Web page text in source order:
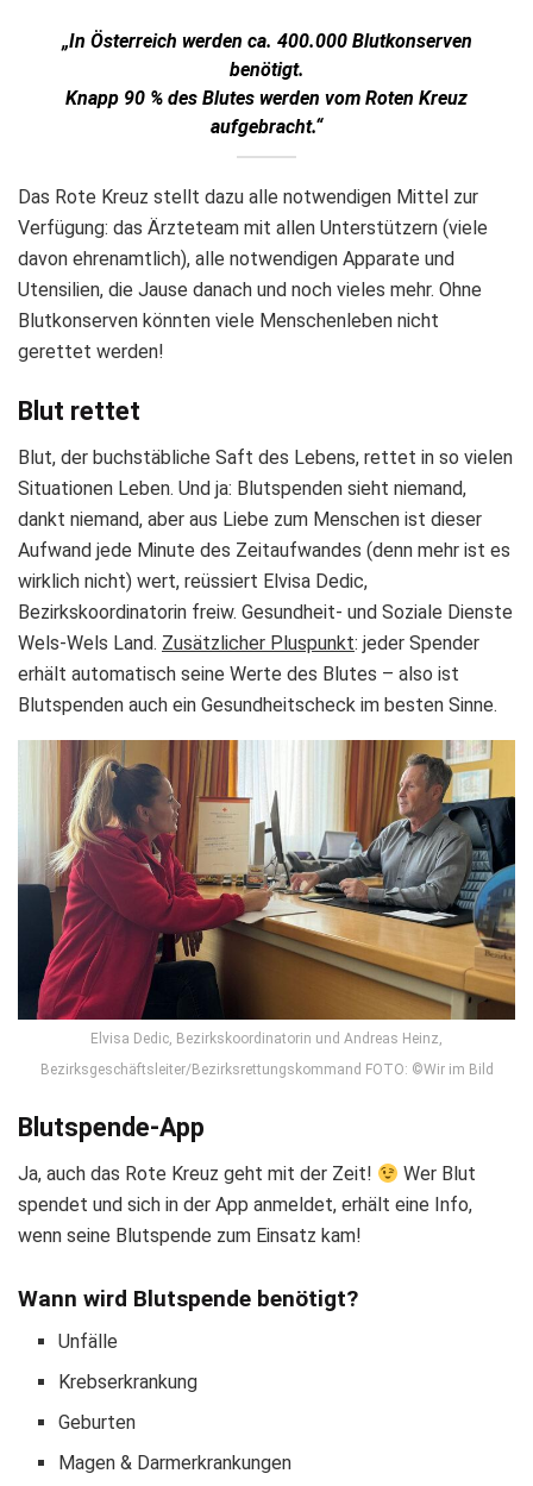
„In Österreich werden ca. 400.000 Blutkonserven
benötigt.
Knapp 90 % des Blutes werden vom Roten Kreuz
aufgebracht.“
Das Rote Kreuz stellt dazu alle notwendigen Mittel zur
Verfügung: das Ärzteteam mit allen Unterstützern (viele
davon ehrenamtlich), alle notwendigen Apparate und
Utensilien, die Jause danach und noch vieles mehr. Ohne
Blutkonserven könnten viele Menschenleben nicht
gerettet werden!
Blut rettet
Blut, der buchstäbliche Saft des Lebens, rettet in so vielen
Situationen Leben. Und ja: Blutspenden sieht niemand,
dankt niemand, aber aus Liebe zum Menschen ist dieser
Aufwand jede Minute des Zeitaufwandes (denn mehr ist es
wirklich nicht) wert, reüssiert Elvisa Dedic,
Bezirkskoordinatorin freiw. Gesundheit- und Soziale Dienste
Wels-Wels Land. Zusätzlicher Pluspunkt: jeder Spender
erhält automatisch seine Werte des Blutes – also ist
Blutspenden auch ein Gesundheitscheck im besten Sinne.
Elvisa Dedic, Bezirkskoordinatorin und Andreas Heinz,
Bezirksgeschäftsleiter/Bezirksrettungskommand FOTO: ©Wir im Bild
Blutspende-App
Ja, auch das Rote Kreuz geht mit der Zeit!
Wer Blut
spendet und sich in der App anmeldet, erhält eine Info,
wenn seine Blutspende zum Einsatz kam!
Wann wird Blutspende benötigt?
Unfälle
Krebserkrankung
Geburten
Magen & Darmerkrankungen